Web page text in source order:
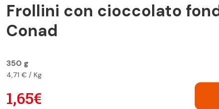
Frollini con cioccolato
Conad
350 g
4,71 € / Kg
1,65€